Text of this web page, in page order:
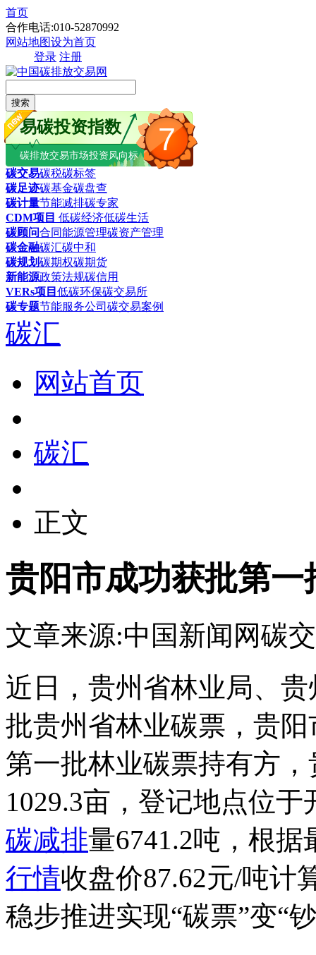
首页
合作电话:010-52870992
网站地图设为首页
登录 注册
搜索
7
易碳投资指数
碳排放交易市场投资风向标
碳交易碳税碳标签
碳足迹碳基金碳盘查
碳计量节能减排碳专家
CDM项目 低碳经济低碳生活
碳顾问合同能源管理碳资产管理
碳金融碳汇碳中和
碳规划碳期权碳期货
新能源政策法规碳信用
VERs项目 低碳环保碳交易所
碳专题节能服务公司 碳交易案例
碳汇
网站首页
碳汇
正文
贵阳市成功获批第
文章来源:中国新闻网碳
近日，贵州省林业局、
批贵州省林业碳票，贵
第一批林业碳票持有方
1029.3亩，登记地点位
碳减排量6741.2吨，根据
行情收盘价87.62元/吨计
稳步推进实现“碳票”变“